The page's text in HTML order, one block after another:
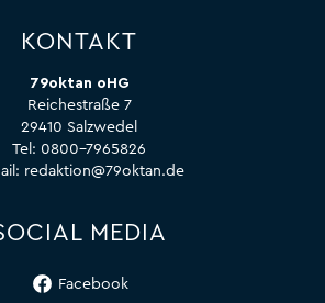
KONTAKT
79oktan oHG
Reichestraße 7
29410 Salzwedel
Tel: 0800-7965826
redaktion@79oktan.de
MEDIA
Facebook